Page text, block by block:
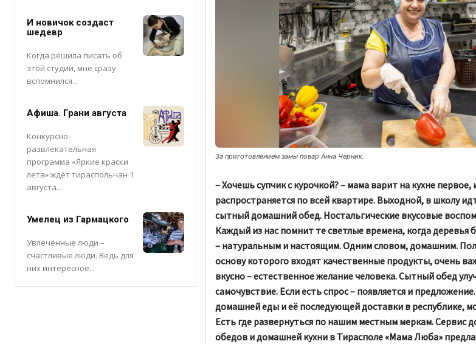
И новичок создаст
шедевр
Когда решила писать об
этой студии, мне сразу
вспомнился...
Афиша. Грани августа
Конкурсно-
развлекательная
программа «Яркие краски
лета» ждёт тираспольчан 1
августа...
Умелец из Гармацкого
Увлечённые люди –
счастливые люди. Ведь для
них интересное...
За приготовлением замы повар Анна Черник.
– Хочешь супчик с курочкой? – мама варит на кухне
распространяется по всей квартире. Выходной, в школу
сытный домашний обед. Ностальгические вкусовые
Каждый из нас помнит те светлые времена, когда деревья
– натуральным и настоящим. Одним словом, домашним.
основу которого входят качественные продукты, очень
вкусно – естественное желание человека. Сытный обед
самочувствие. Если есть спрос – появляется и
домашней еды и её последующей доставки в республике,
Есть где развернуться по нашим местным меркам. Сервис
обедов и домашней кухни в Тирасполе «Мама Люба»